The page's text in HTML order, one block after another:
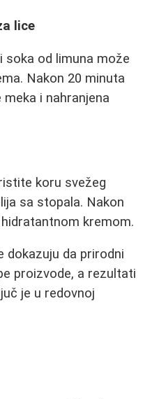
lice
soka od limuna može
Nakon 20 minuta
i nahranjena
koru svežeg
sa stopala. Nakon
kremom.
dokazuju da prirodni
proizvode, a rezultati
je u redovnoj